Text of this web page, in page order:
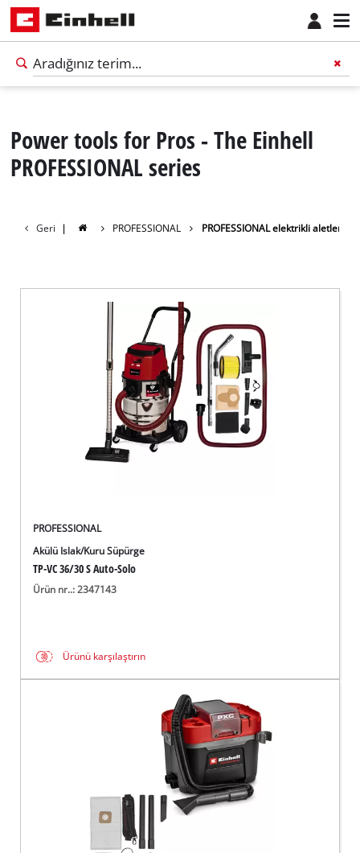
Power tools for Pros - The Einhell
PROFESSIONAL series
Geri | PROFESSIONAL PROFESSIONAL elektrikli aletler
PROFESSIONAL
Akülü Islak/Kuru Süpürge
TP-VC 36/30 S Auto-Solo
Ürün nr..: 2347143
Ürünü karşılaştırın